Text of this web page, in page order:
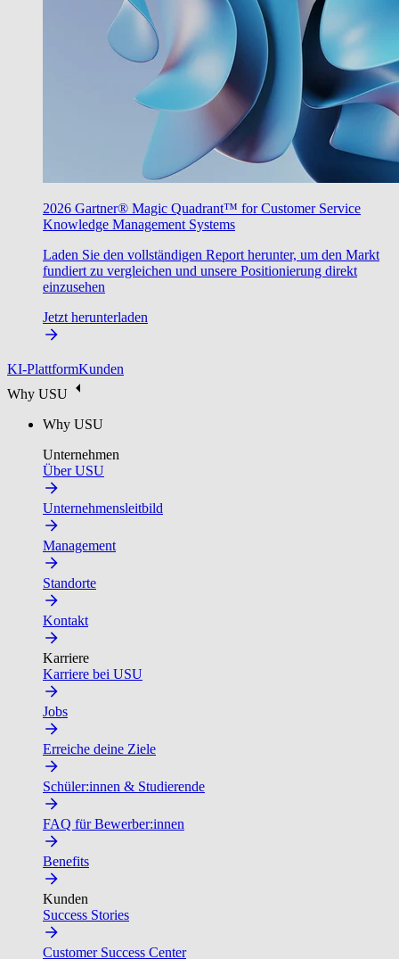
2026 Gartner® Magic Quadrant™ for Customer Service
Knowledge Management Systems
Laden Sie den vollständigen Report herunter, um den Markt
fundiert zu vergleichen und unsere Positionierung direkt
einzusehen
Jetzt herunterladen
KI-PlattformKunden
Why USU
Why USU
Unternehmen
Über USU
Unternehmensleitbild
Management
Standorte
Kontakt
Karriere
Karriere bei USU
Jobs
Erreiche deine Ziele
Schüler:innen & Studierende
FAQ für Bewerber:innen
Benefits
Kunden
Success Stories
Customer Success Center